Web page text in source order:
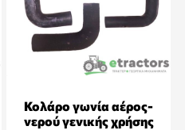
Κολάρο γωνία αέρος-
νερού γενικής χρήσης